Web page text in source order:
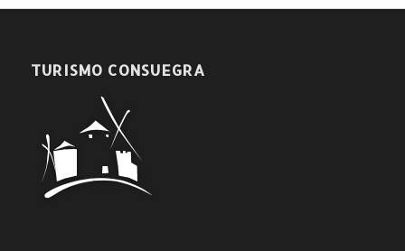
TURISMO CONSUEGRA